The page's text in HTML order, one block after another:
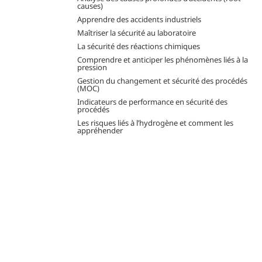
causes)
Apprendre des accidents industriels
Maîtriser la sécurité au laboratoire
La sécurité des réactions chimiques
Comprendre et anticiper les phénomènes liés à la
pression
Gestion du changement et sécurité des procédés
(MOC)
Indicateurs de performance en sécurité des
procédés
Les risques liés à l’hydrogène et comment les
appréhender